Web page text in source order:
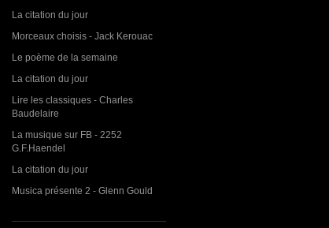
La citation du jour
Morceaux choisis - Jack Kerouac
Le poème de la semaine
La citation du jour
Lire les classiques - Charles
Baudelaire
La musique sur FB - 2252
G.F.Haendel
La citation du jour
Musica présente 2 - Glenn Gould